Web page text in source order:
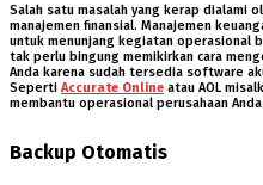
Salah satu masalah yang kerap dialami
manajemen finansial. Manajemen
untuk menunjang kegiatan operasional
tak perlu bingung memikirkan cara
Anda karena sudah tersedia software
Seperti Accurate Online atau AOL
membantu operasional perusahaan Anda.
Backup Otomatis